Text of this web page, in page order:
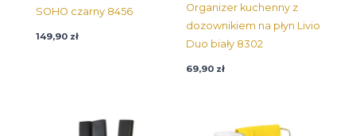
SOHO czarny 8456
149,90 zł
Organizer kuchenny z
dozownikiem na płyn Livio
Duo biały 8302
69,90 zł